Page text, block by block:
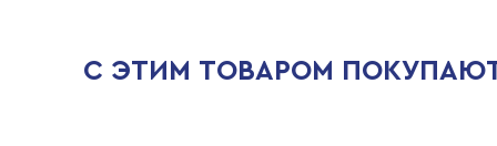
С ЭТИМ ТОВАРОМ